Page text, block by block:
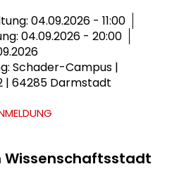
04.09.2026 - 11:00
04.09.2026 - 20:00
Schader-Campus |
| 64285 Darmstadt
Wissenschaftsstadt